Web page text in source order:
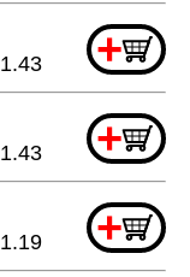
+
1.43
+
1.43
+
1.19